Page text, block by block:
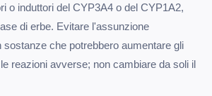
o induttori del CYP3A4 o del CYP1A2,
di erbe. Evitare l'assunzione
che potrebbero aumentare gli
reazioni avverse; non cambiare da soli il